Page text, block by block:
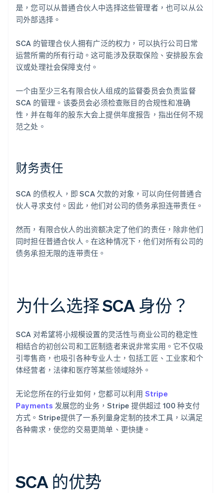
是，您可以从普通合伙人中选择这些管理者，也可以从公
司外部选择。
SCA 的管理合伙人拥有广泛的权力，可以执行公司日常
运营所需的所有行动。这可能涉及获取保险、安排股东会
议或处理社会保障支付。
一个由至少三名有限合伙人组成的监督委员会负责监督
SCA 的管理。该委员会必须检查账目的合规性和准确
性，并在每年的股东大会上提供年度报告，指出任何不规
范之处。
财务责任
SCA 的债权人，即 SCA 欠款的对象，可以向任何普通合
伙人寻求支付。因此，他们对公司的债务承担连带责任。
然而，有限合伙人的出资额决定了他们的责任，除非他们
同时担任普通合伙人。在这种情况下，他们对所有公司的
债务承担无限的连带责任。
为什么选择 SCA 身份？
SCA 对希望将小规模设置的灵活性与商业公司的稳定性
相结合的初创公司和工匠制造者来说非常实用。它不仅吸
引零售商，也吸引各种专业人士，包括工匠、工业家和个
体经营者，法律和医疗等某些领域除外。
无论您所在的行业如何，您都可以利用 Stripe
Payments 发展您的业务，Stripe 提供超过 100 种支付
方式。Stripe提供了一系列量身定制的技术工具，以满足
各种需求，使您的交易更简单、更快捷。
SCA 的优势